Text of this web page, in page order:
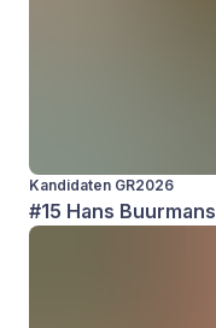
Kandidaten GR2026
#15 Hans Buurmans